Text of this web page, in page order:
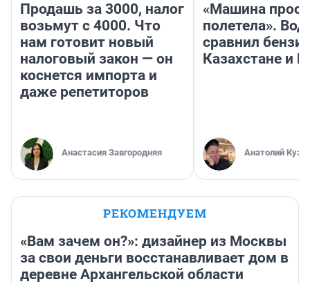
Продашь за 3000, налог
возьмут с 4000. Что
нам готовит новый
налоговый закон — он
коснется импорта и
даже репетиторов
Анастасия Завгородняя
«Машина
полетела».
сравнил
Казахстане и
Анатолий
РЕКОМЕНДУЕМ
«Вам зачем он?»: дизайнер из Москвы
за свои деньги восстанавливает дом в
деревне Архангельской области